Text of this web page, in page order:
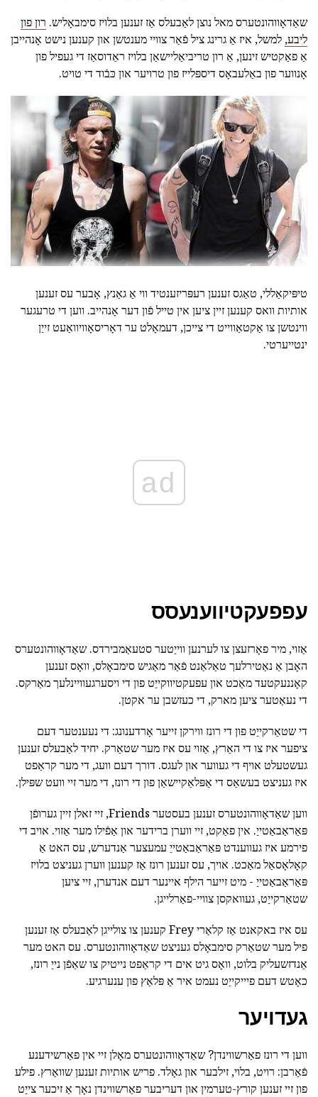
שאַדאָווהונטערס מאל נוצן לאַבעלס אַז זענען בלויז סימבאָליש. רון פון
ליבע, למשל, איז אַ גרינג ציל פֿאַר צוויי מענטשן און קענען נישט אָנהייבן
אַ פאַקטיש זינען, אַ רון טריביאַליישאַן בלויז ראַדוסאַז די געפיל פון
אָנווער פון באַלעבאָס דיספּלייז פון טרויער און כּבֿוד די טויט.
טיפּיקאַללי, טאַגס זענען רעפּריזענטיד ווי אַ גאַנץ, אָבער עס זענען
אותיות וואס קענען זיין ציען אין טייל פֿון דער אָנהייב. ווען די טרעגער
ווינטשן צו אַקטאַווייט די צייכן, דעמאָלט ער דאָריסאָוויוואַעט זייַן
ינטייערטי.
ad
עפפעקטיווענעסס
אַזוי, מיר פאָרזעצן צו לערנען ווייַטער סטעאַמבירדס. שאַדאָווהונטערס
האָבן אַ נאַטירלעך טאַלאַנט פֿאַר מאַגיש סימבאָלס, וואָס זענען
קאָננעקטעד מאַכט און עפעקטיווקייַט פון די ויסערגעוויינלעך מאַרקס.
די נעאַטער ציען מארק, די כעזשבן ער אקטן.
די שטאַרקייַט פון די רונז ווירקן זייער אָרדענונג: די נעענטער דעם
ציפער איז צו די האַרץ, אַזוי עס איז מער שטאַרק. יחיד לאַבעלס זענען
געשטעלט אויף די געווער און לעגס. דורך דעם וועג, די מער קראַפט
איז געניצט בעשאַס די אַפּלאַקיישאַן פון די רונז, די מער זיי וועט שפּילן.
ווען שאַדאָווהונטערס זענען בעסטער Friends, זיי זאלן זיין גערופֿן
פּאַראַבאַטייַ. אין פאַקט, זיי ווערן ברידער און אַפֿילו מער אַזוי. אויב די
פירמע איז געווענדט פּאַראַבאַטייַ עמעצער אַנדערש, עס האט אַ
קאָלאָסאַל מאַכט. אויך, עס זענען רונז אַז קענען ווערן געניצט בלויז
פּאַראַבאַטייַ - מיט זייער הילף איינער דעם אנדערן, זיי ציען
שטאַרקייַט, געוואקסן צוויי-פאַרלייגן.
עס איז באקאנט אַז קלאַרי Frey קענען צו צולייגן לאַבעלס אַז זענען
פיל מער שטאַרק סימבאָלס געניצט שאַדאָווהונטערס. עס האט מער
אַנדזשעליק בלוט, וואָס גיט אים די קראַפט נייטיק צו שאַפֿן נייַ רונז,
כאָטש דעם פיייקייַט נעמט איר אַ פּלאַץ פון ענערגיע.
געדויער
ווען די רונז פאַרשווינדן? שאַדאָווהונטערס מאָלן זיי אין פאַרשידענע
פֿאַרבן: רויט, בלוי, זילבער און גאָלד. פריש אותיות זענען שוואַרץ. פילע
פון זיי זענען קורץ-טערמין און דעריבער פאַרשווינדן נאָך אַ זיכער צייַט